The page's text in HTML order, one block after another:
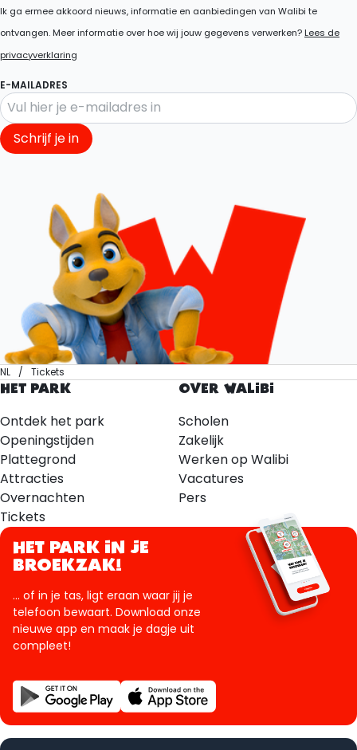
Ik ga ermee akkoord nieuws, informatie en aanbiedingen van Walibi te
ontvangen. Meer informatie over hoe wij jouw gegevens verwerken?Lees de
privacyverklaring
E-MAILADRES
Schrijf je in
NL
Tickets
HET PARK
Ontdek het park
Openingstijden
Plattegrond
Attracties
Overnachten
Tickets
OVER WALIBI
Scholen
Zakelijk
Werken op Walibi
Vacatures
Pers
HET PARK IN JE
BROEKZAK!
... of in je tas, ligt eraan waar jij je
telefoon bewaart. Download onze
nieuwe app en maak je dagje uit
compleet!